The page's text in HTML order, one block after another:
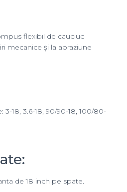
flexibil de cauciuc
mecanice și la abraziune
18, 3.6-18, 90/90-18, 100/80-
de 18 inch pe spate.